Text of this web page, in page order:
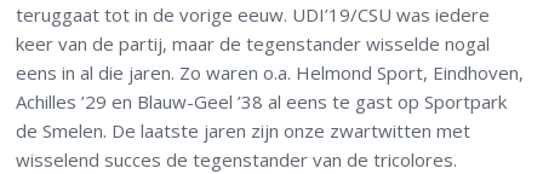
teruggaat tot in de vorige eeuw. UDI’19/CSU was iedere
keer van de partij, maar de tegenstander wisselde nogal
eens in al die jaren. Zo waren o.a. Helmond Sport, Eindhoven,
Achilles ’29 en Blauw-Geel ’38 al eens te gast op Sportpark
de Smelen. De laatste jaren zijn onze zwartwitten met
wisselend succes de tegenstander van de tricolores.